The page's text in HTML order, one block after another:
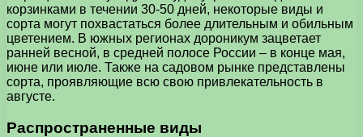
корзинками в течении 30-50 дней, некоторые виды и
сорта могут похвастаться более длительным и обильным
цветением. В южных регионах дороникум зацветает
ранней весной, в средней полосе России – в конце мая,
июне или июле. Также на садовом рынке представлены
сорта, проявляющие всю свою привлекательность в
августе.
Распространенные виды